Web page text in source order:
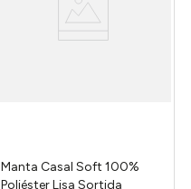
Manta Casal Soft 100%
Poliéster Lisa Sortida